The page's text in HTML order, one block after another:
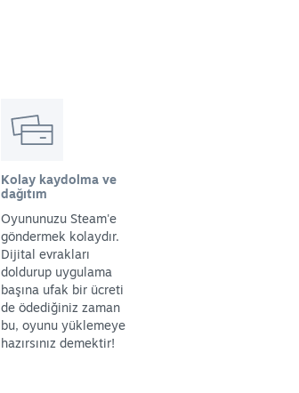
Kolay kaydolma ve
dağıtım
Oyununuzu Steam'e
göndermek kolaydır.
Dijital evrakları
doldurup uygulama
başına ufak bir ücreti
de ödediğiniz zaman
bu, oyunu yüklemeye
hazırsınız demektir!